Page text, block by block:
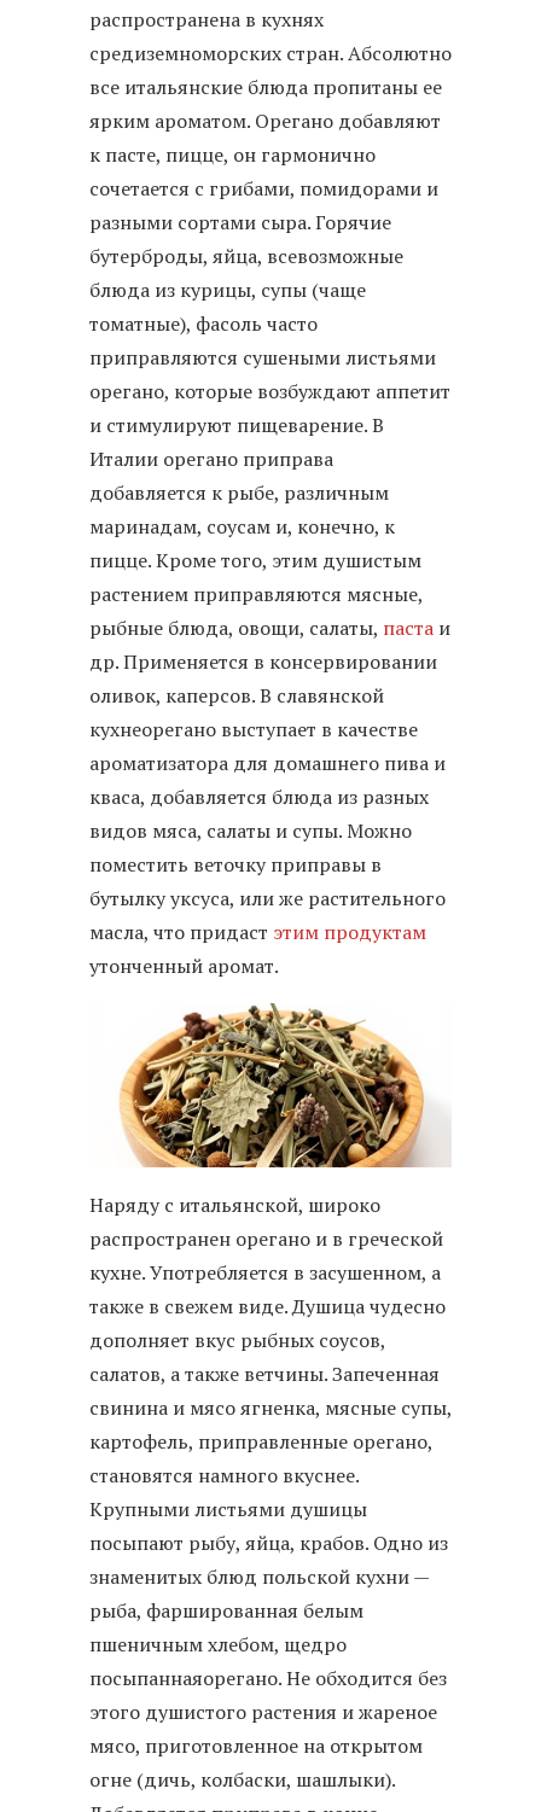
распространена в кухнях
средиземноморских стран. Абсолютно
все итальянские блюда пропитаны ее
ярким ароматом. Орегано добавляют
к пасте, пицце, он гармонично
сочетается с грибами, помидорами и
разными сортами сыра. Горячие
бутерброды, яйца, всевозможные
блюда из курицы, супы (чаще
томатные), фасоль часто
приправляются сушеными листьями
орегано, которые возбуждают аппетит
и стимулируют пищеварение. В
Италии орегано приправа
добавляется к рыбе, различным
маринадам, соусам и, конечно, к
пицце. Кроме того, этим душистым
растением приправляются мясные,
рыбные блюда, овощи, салаты, паста и
др. Применяется в консервировании
оливок, каперсов. В славянской
кухнеорегано выступает в качестве
ароматизатора для домашнего пива и
кваса, добавляется блюда из разных
видов мяса, салаты и супы. Можно
поместить веточку приправы в
бутылку уксуса, или же растительного
масла, что придаст этим продуктам
утонченный аромат.
Наряду с итальянской, широко
распространен орегано и в греческой
кухне. Употребляется в засушенном, а
также в свежем виде. Душица чудесно
дополняет вкус рыбных соусов,
салатов, а также ветчины. Запеченная
свинина и мясо ягненка, мясные супы,
картофель, приправленные орегано,
становятся намного вкуснее.
Крупными листьями душицы
посыпают рыбу, яйца, крабов. Одно из
знаменитых блюд польской кухни —
рыба, фаршированная белым
пшеничным хлебом, щедро
посыпаннаяорегано. Не обходится без
этого душистого растения и жареное
мясо, приготовленное на открытом
огне (дичь, колбаски, шашлыки).